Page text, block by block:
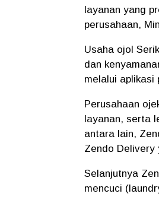
layanan yang
perusahaan,
Usaha ojol
dan
melalui aplikasi
Perusahaan
layanan, serta
antara lain,
Zendo Delivery
Selanjutnya
mencuci